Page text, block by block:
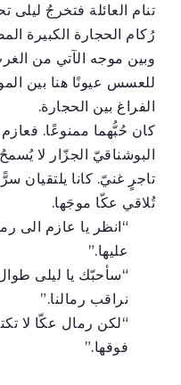
تنام العائلة فتخرجُ
رُكام الحجارة الكبيرة
وبين موجه الآتي من
للعسس عيونًا هنا بين
الفراغ بين الحجارة.
كان حُبُّهما ممنوعًا.
البوشناقيّ الجزّار لا
تاجرٍ غنيّ. كانا يلتقيان
تُلاقي عكّا موجَها.
“انظر يا عازم الى
عليها.”
“سأحبّك يا ليلى
نراقب رمالنا.”
“لكن رمال عكّا لا
فوقها.”